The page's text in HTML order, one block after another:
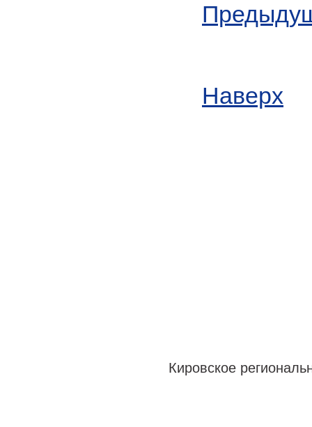
Наверх
Кировское